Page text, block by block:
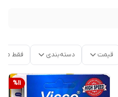
قیمت دسته‌بندی فقط
%11